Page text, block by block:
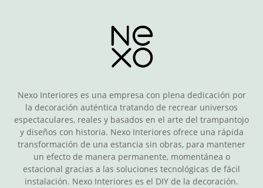
Nexo Interiores es una empresa con plena dedicación por
la decoración auténtica tratando de recrear universos
espectaculares, reales y basados en el arte del trampantojo
y diseños con historia. Nexo Interiores ofrece una rápida
transformación de una estancia sin obras, para mantener
un efecto de manera permanente, momentánea o
estacional gracias a las soluciones tecnológicas de fácil
instalación. Nexo Interiores es el DIY de la decoración.